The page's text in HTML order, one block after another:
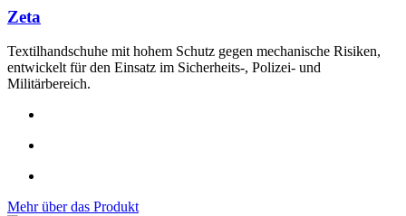
Zeta
Textilhandschuhe mit hohem Schutz gegen mechanische Risiken,
entwickelt für den Einsatz im Sicherheits-, Polizei- und
Militärbereich.
Mehr über das Produkt